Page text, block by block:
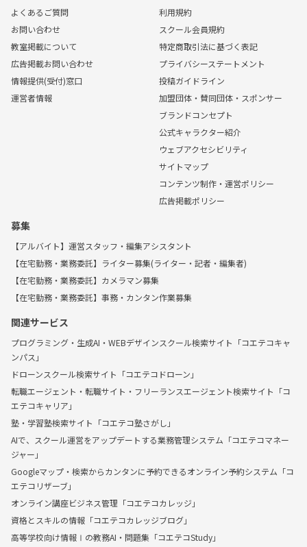
よくあるご質問
お問い合わせ
教室掲載について
広告掲載お問い合わせ
情報提供(受付)窓口
運営者情報
利用規約
スクール会員規約
特定商取引法に基づく表記
プライバシーステートメント
投稿ガイドライン
加盟団体・賛同団体・スポンサー
ブランドコンセプト
公式キャラクター紹介
ウェブアクセシビリティ
サイトマップ
コンテンツ制作・運営ポリシー
広告掲載ポリシー
募集
【アルバイト】運営スタッフ・編集アシスタント
【在宅勤務・業務委託】ライター募集(ライター・記者・編集者)
【在宅勤務・業務委託】カメラマン募集
【在宅勤務・業務委託】事務・カンタン作業募集
関連サービス
プログラミング・生成AI・WEBデザインスクール検索サイト「コエテコキャ
ンパス」
ドローンスクール検索サイト「コエテコドローン」
転職エージェント・転職サイト・フリーランスエージェント検索サイト「コ
エテコキャリア」
塾・学習塾検索サイト「コエテコ塾さがし」
AIで、スクール運営をアップデートする業務管理システム「コエテコマネー
ジャー」
Googleマップ・検索からカンタンに予約できるオンライン予約システム「コ
エテコリザーブ」
オンライン講座ビジネス管理「コエテコカレッジ」
資格とスキルの情報「コエテコカレッジブログ」
高等学校向け情報Ⅰの教務AI・問題集「コエテコStudy」